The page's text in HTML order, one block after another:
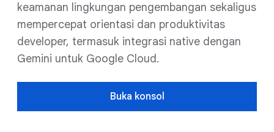
keamanan lingkungan pengembangan sekaligus
mempercepat orientasi dan produktivitas
developer, termasuk integrasi native dengan
Gemini untuk Google Cloud.
Buka konsol